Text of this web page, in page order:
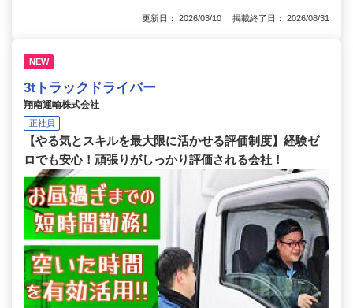
更新日： 2026/03/10 掲載終了日： 2026/08/31
NEW
3tトラックドライバー
翔南運輸株式会社
正社員
【やる気とスキルを最大限に活かせる評価制度】経験ゼ
ロでも安心！頑張りがしっかり評価される会社！